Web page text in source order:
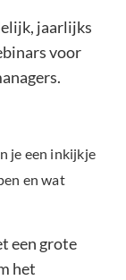
jaarlijks
voor
je een inkijkje
en wat
een grote
het